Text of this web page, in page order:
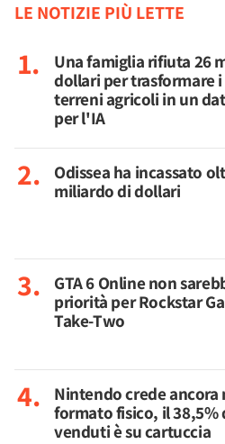
LE NOTIZIE PIÙ LETTE
Una famiglia rifiuta 26
dollari per trasformare
terreni agricoli in un
per l'IA
Odissea ha incassato
miliardo di dollari
GTA 6 Online non
priorità per Rockstar
Take-Two
Nintendo crede ancora
formato fisico, il 38,5%
venduti è su cartuccia